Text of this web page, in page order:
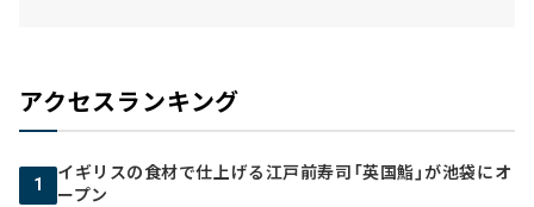
アクセスランキング
1
イギリスの食材で仕上げる江戸前寿司「英国鮨」が池袋にオ
ープン